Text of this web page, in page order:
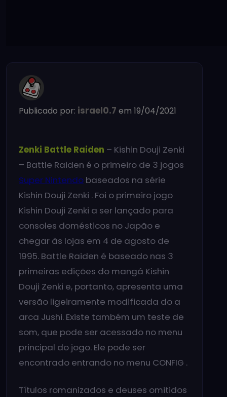
Publicado por: israel0.7 em 19/04/2021
Zenki Battle Raiden – Kishin Douji Zenki
– Battle Raiden é o primeiro de 3 jogos
Super Nintendo baseados na série
Kishin Douji Zenki . Foi o primeiro jogo
Kishin Douji Zenki a ser lançado para
consoles domésticos no Japão e
chegar às lojas em 4 de agosto de
1995. Battle Raiden é baseado nas 3
primeiras edições do mangá Kishin
Douji Zenki e, portanto, apresenta uma
versão ligeiramente modificada do a
arca Jushi. Existe também um teste de
som, que pode ser acessado no menu
principal do jogo. Ele pode ser
encontrado entrando no menu CONFIG .
Títulos romanizados e deuses omitidos